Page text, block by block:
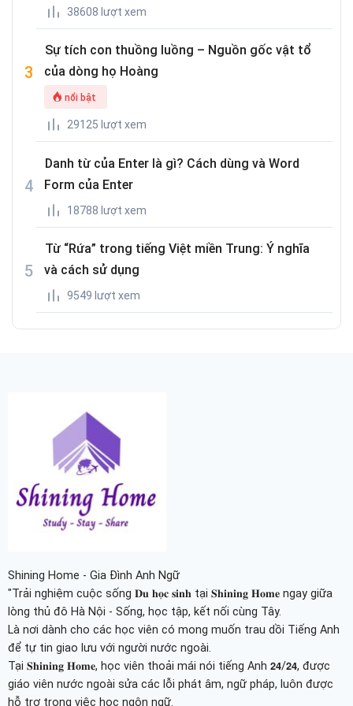
38608 lượt xem
Sự tích con thuồng luồng – Nguồn gốc vật tổ
của dòng họ Hoàng
nổi bật
29125 lượt xem
Danh từ của Enter là gì? Cách dùng và Word
Form của Enter
18788 lượt xem
Từ “Rứa” trong tiếng Việt miền Trung: Ý nghĩa
và cách sử dụng
9549 lượt xem
Shining Home - Gia Đình Anh Ngữ
"Trải nghiệm cuộc sống 𝐃𝐮 𝐡𝐨̣𝐜 𝐬𝐢𝐧𝐡 tại 𝐒𝐡𝐢𝐧𝐢𝐧𝐠 𝐇𝐨𝐦𝐞 ngay giữa
lòng thủ đô Hà Nội - Sống, học tập, kết nối cùng Tây.
Là nơi dành cho các học viên có mong muốn trau dồi Tiếng Anh
để tự tin giao lưu với người nước ngoài.
Tại 𝐒𝐡𝐢𝐧𝐢𝐧𝐠 𝐇𝐨𝐦𝐞, học viên thoải mái nói tiếng Anh 𝟮𝟰/𝟮𝟰, được
giáo viên nước ngoài sửa các lỗi phát âm, ngữ pháp, luôn được
hỗ trợ trong việc học ngôn ngữ.